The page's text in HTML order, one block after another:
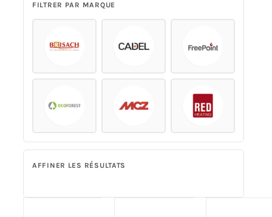
FILTRER PAR MARQUE
AFFINER LES RÉSULTATS